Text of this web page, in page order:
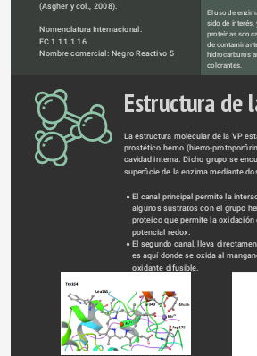
(Asgher y col., 2008).
Nomenclatura Internacional:
EC 1.11.1.16
Nombre comercial: Negro Reactivo 5
El uso de
sido de interés,
proteínas son
de
hidrocarburos
colorantes.
Estructura de
La estructura molecular de la VP
prostético hemo (hierro-
cavidad interna. Dicho grupo se
superficie de la enzima mediante
El canal principal permite la
algunos sustratos con el grupo
proteico que permite la oxidación
potencial redox.
El segundo canal, lleva
es aquí donde se oxida al
oxidante difusible.